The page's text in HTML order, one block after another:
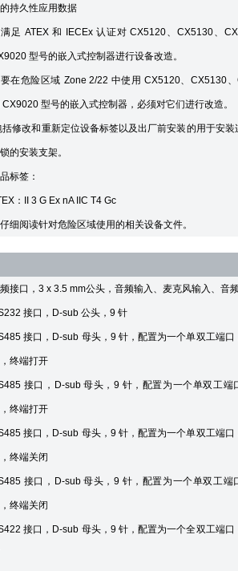
持久性应用数据
足 ATEX 和 IECEx 认证对 CX5120、CX5130、
型号的嵌入式控制器进行设备改造。
在危险区域 Zone 2/22 中使用 CX5120、CX5130
CX9020 型号的嵌入式控制器，必须对它们进行改造。
括修改和重新定位设备标签以及出厂前安装的用于安装
的安装支架。
标签：
：II 3 G Ex nA IIC T4 Gc
细阅读针对危险区域使用的相关设备文件。
接口，3 x 3.5 mm公头，音频输入、麦克风输入、音
接口，D-sub 公头，9 针
接口，D-sub 母头，9 针，配置为一个单双工端口
终端打开
接口，D-sub 母头，9 针，配置为一个单双工端
终端打开
接口，D-sub 母头，9 针，配置为一个单双工端口
终端关闭
接口，D-sub 母头，9 针，配置为一个单双工端
终端关闭
接口，D-sub 母头，9 针，配置为一个全双工端口